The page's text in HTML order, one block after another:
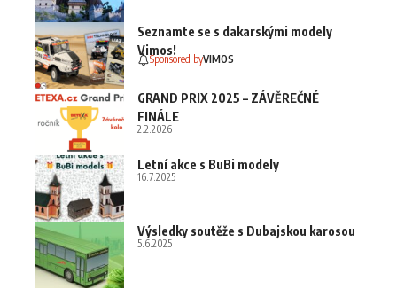
Seznamte se s dakarskými modely
Vimos!
Sponsored byVIMOS
GRAND PRIX 2025 – ZÁVĚREČNÉ
FINÁLE
2.2.2026
Letní akce s BuBi modely
16.7.2025
Výsledky soutěže s Dubajskou karosou
5.6.2025